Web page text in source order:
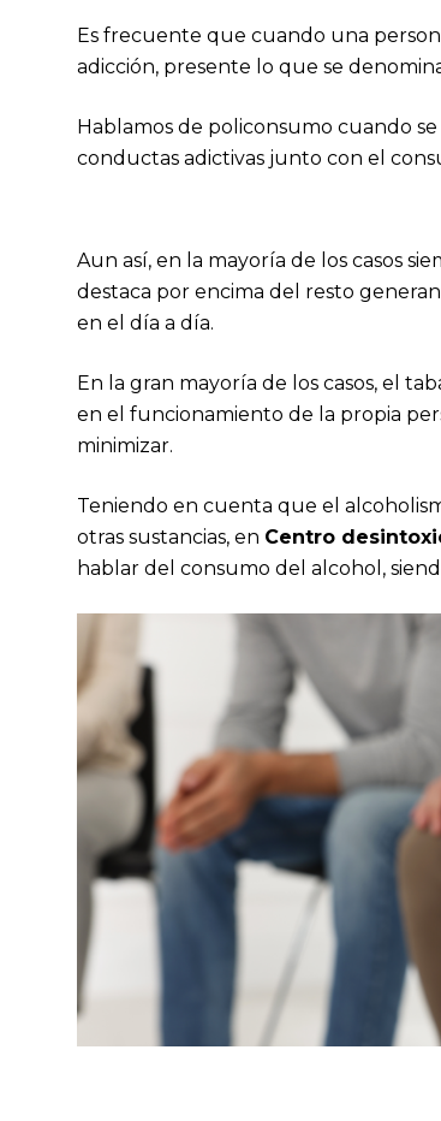
Es frecuente que cuando una
adicción, presente lo que se
Hablamos de policonsumo cuando
conductas adictivas junto con el
Aun así, en la mayoría de los casos
destaca por encima del resto
en el día a día.
En la gran mayoría de los casos, el
en el funcionamiento de la propia
minimizar.
Teniendo en cuenta que el
otras sustancias, en Centro
hablar del consumo del alcohol,